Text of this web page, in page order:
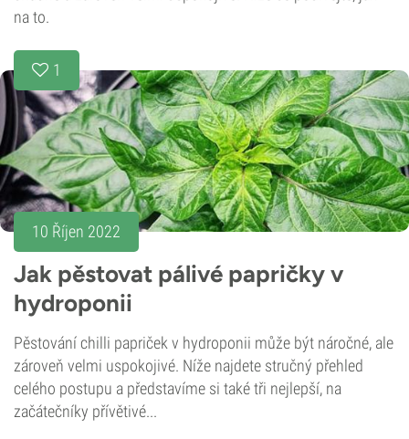
na to.
1
10 Říjen 2022
Jak pěstovat pálivé papričky v
hydroponii
Pěstování chilli papriček v hydroponii může být náročné, ale
zároveň velmi uspokojivé. Níže najdete stručný přehled
celého postupu a představíme si také tři nejlepší, na
začátečníky přívětivé...